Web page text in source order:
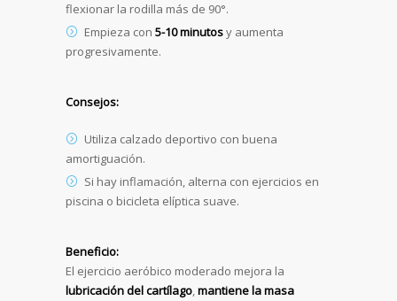
flexionar la rodilla más de 90°.
Empieza con 5-10 minutosy aumenta
progresivamente.
Consejos:
Utiliza calzado deportivo con buena
amortiguación.
Si hay inflamación, alterna con ejercicios en
piscina o bicicleta elíptica suave.
Beneficio:
El ejercicio aeróbico moderado mejora la
lubricación del cartílago,mantiene la masa